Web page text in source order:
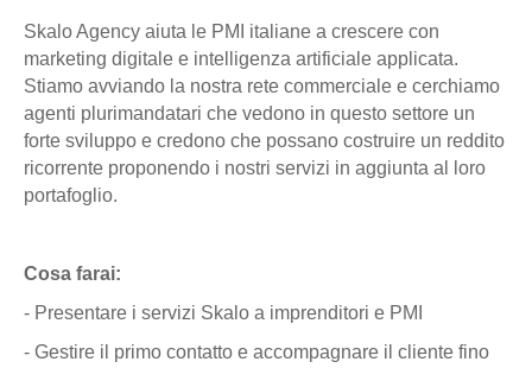
Skalo Agency aiuta le PMI italiane a crescere con
marketing digitale e intelligenza artificiale applicata.
Stiamo avviando la nostra rete commerciale e cerchiamo
agenti plurimandatari che vedono in questo settore un
forte sviluppo e credono che possano costruire un reddito
ricorrente proponendo i nostri servizi in aggiunta al loro
portafoglio.
Cosa farai:
- Presentare i servizi Skalo a imprenditori e PMI
- Gestire il primo contatto e accompagnare il cliente fino